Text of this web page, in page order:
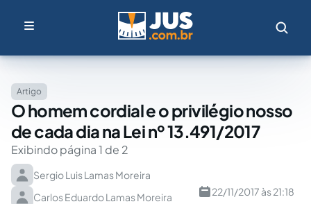
Artigo
O homem cordial e o privilégio nosso
de cada dia na Lei nº 13.491/2017
Exibindo página 1 de 2
Sergio Luis Lamas Moreira
Carlos Eduardo Lamas Moreira
22/11/2017 às 21:18